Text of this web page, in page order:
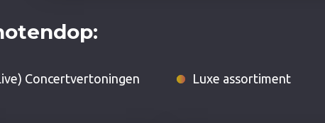
Concertvertoningen Luxe assortiment